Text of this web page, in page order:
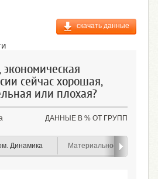
скачать данные
экономическая
сейчас хорошая,
или плохая?
ДАННЫЕ В % ОТ ГРУПП
Динамика Материальное положение